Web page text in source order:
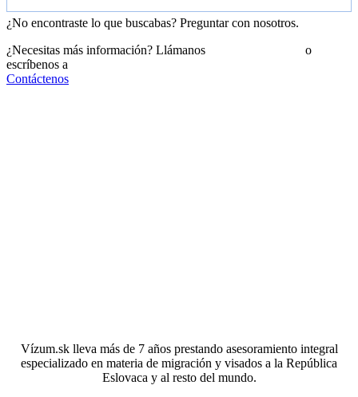
¿No encontraste lo que buscabas? Preguntarcon nosotros.
¿Necesitas más información? Llámanos
o
escríbenos a
Contáctenos
Vízum.sk lleva más de 7 años prestando asesoramiento integral
especializado en materia de migración y visados a la República
Eslovaca y al resto del mundo.